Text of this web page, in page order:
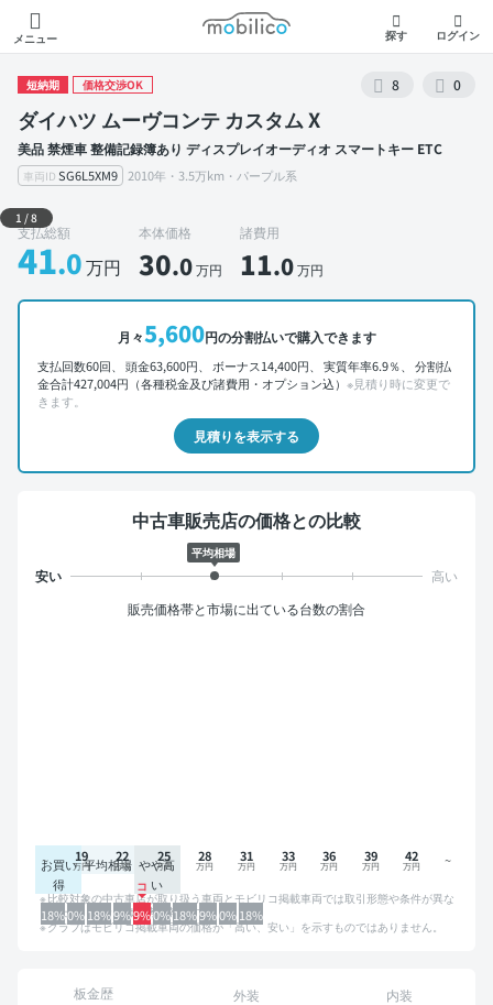
メニュー
モビリコ
探す ログイン
短納期 価格交渉OK 8 0
ダイハツ ムーヴコンテ カスタム X
美品 禁煙車 整備記録簿あり ディスプレイオーディオ スマートキー ETC
車両ID SG6L5XM9 2010年・3.5万km・パープル系
外装 左前
1 /8
支払総額
41.0万円
本体価格
30.0万円
諸費用
11.0万円
月々5,600円の分割払いで購入できます
支払回数60回、 頭金63,600円、 ボーナス14,400円、 実質年率6.9％、 分割払
金合計427,004円（各種税金及び諸費用・オプション込） ※見積り時に変更で
きます。
見積りを表示する
中古車販売店の価格との比較
平均相場
販売価格帯と市場に出ている台数の割合
お買い
得
平均相場 やや高
い
18%0%18%9%9%0%18%9%0%18%
19 22 25 28 31 33 36 39 42
比較対象の中古車店が取り扱う車両とモビリコ掲載車両では取引形態や条件が異な
るため、グラフは参考情報です。
グラフはモビリコ掲載車両の価格が「高い、安い」を示すものではありません。
板金歴 外装 内装